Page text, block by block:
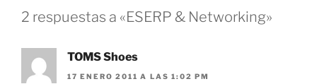
2 respuestas a «ESERP & Networking»
TOMS Shoes
17 ENERO 2011 A LAS 1:02 PM